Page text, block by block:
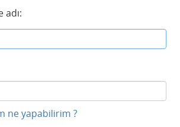
adı:
ne yapabilirim ?